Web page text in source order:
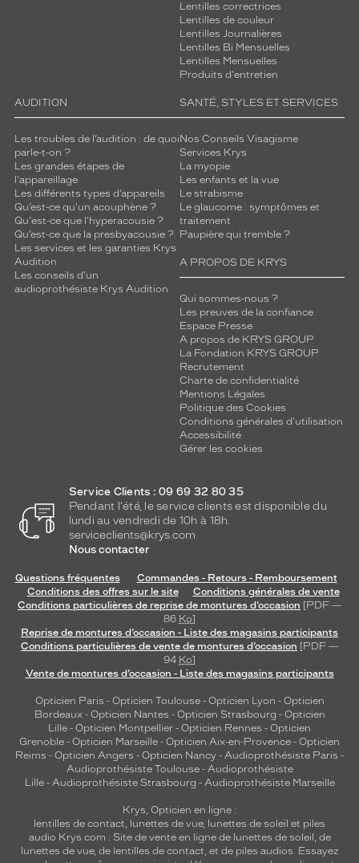
Lentilles correctrices
Lentilles de couleur
Lentilles Journalières
Lentilles Bi Mensuelles
Lentilles Mensuelles
Produits d'entretien
AUDITION
Les troubles de l’audition : de quoi
parle-t-on ?
Les grandes étapes de
l'appareillage
Les différents types d’appareils
Qu’est-ce qu'un acouphène ?
Qu'est-ce que l'hyperacousie ?
Qu’est-ce que la presbyacousie ?
Les services et les garanties Krys
Audition
Les conseils d'un
audioprothésiste Krys Audition
SANTÉ, STYLES ET SERVICES
Nos Conseils Visagisme
Services Krys
La myopie
Les enfants et la vue
Le strabisme
Le glaucome : symptômes et
traitement
Paupière qui tremble ?
A PROPOS DE KRYS
Qui sommes-nous ?
Les preuves de la confiance
Espace Presse
A propos de KRYS GROUP
La Fondation KRYS GROUP
Recrutement
Charte de confidentialité
Mentions Légales
Politique des Cookies
Conditions générales d'utilisation
Accessibilité
Gérer les cookies
Service Clients : 09 69 32 80 35
Pendant l'été, le service clients est disponible du
lundi au vendredi de 10h à 18h.
serviceclients@krys.com
Nous contacter
Questions fréquentes
Commandes - Retours - Remboursement
Conditions des offres sur le site
Conditions générales de vente
Conditions particulières de reprise de montures d’occasion [PDF —
86 Ko]
Reprise de montures d’occasion - Liste des magasins participants
Conditions particulières de vente de montures d’occasion [PDF —
94 Ko]
Vente de montures d’occasion - Liste des magasins participants
Opticien Paris - Opticien Toulouse- Opticien Lyon - Opticien
Bordeaux- Opticien Nantes - Opticien Strasbourg - Opticien
Lille - Opticien Montpellier - Opticien Rennes - Opticien
Grenoble - Opticien Marseille - Opticien Aix-en-Provence - Opticien
Reims - Opticien Angers - Opticien Nancy - Audioprothésiste Paris -
Audioprothésiste Toulouse- Audioprothésiste
Lille- Audioprothésiste Strasbourg - Audioprothésiste Marseille
Krys, Opticien en ligne :
lentilles de contact, lunettes de vue, lunettes de soleil et piles
audio Krys.com : Site de vente en ligne de lunettes de soleil, de
lunettes de vue, de lentilles de contact, et de piles audios. Essayez